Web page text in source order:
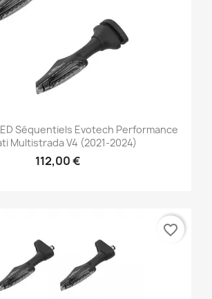
Séquentiels Evotech Performance
Multistrada V4 (2021-2024)
112,00 €
favorite_border